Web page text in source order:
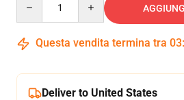
Questa vendita termina tra 03:
Deliver to United States